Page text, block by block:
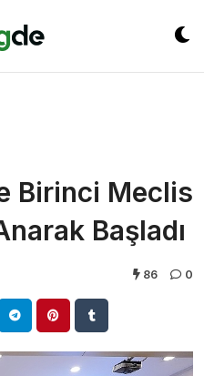
Birinci Meclis
Başladı
86 0